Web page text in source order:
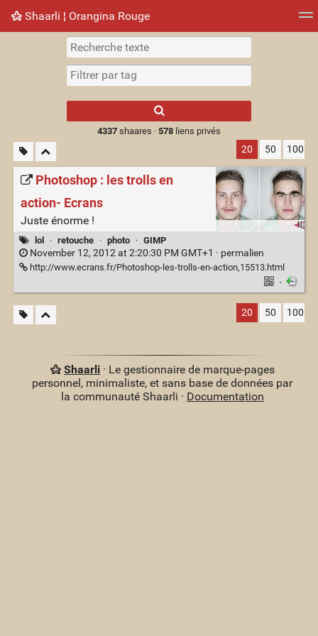
Shaarli ¦ Orangina Rouge
Nuage de tags Mur d'images
results.
4337shaares · 578liens privés
20 50 100
Photoshop : les trolls en
action- Ecrans
Juste énorme !
lol · retouche · photo · GIMP
November 12, 2012 at 2:20:30 PM GMT+1 · permalien
http://www.ecrans.fr/Photoshop-les-trolls-en-action,15513.html
·
20 50 100
Shaarli· Le gestionnaire de marque-pages
personnel, minimaliste, et sans base de données par
la communauté Shaarli · Documentation